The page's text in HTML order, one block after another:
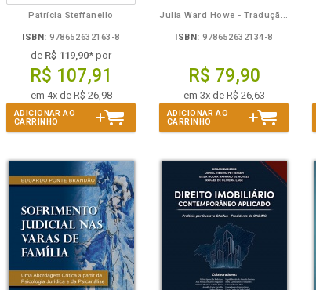
Patrícia Steffanello
ISBN: 978652632163-8
de R$ 119,90* por
R$ 107,91
em 4x de R$ 26,98
ADICIONAR AO
CARRINHO
Julia Ward Howe - Tradução: Osvaldo Ferreira de Carvalho
ISBN: 978652632134-8
R$ 79,90
em 3x de R$ 26,63
ADICIONAR AO
CARRINHO